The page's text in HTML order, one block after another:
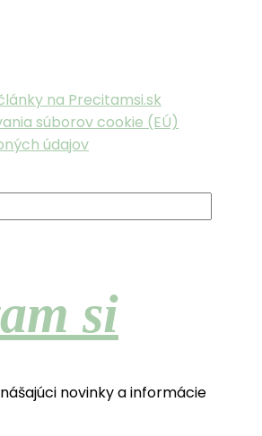
na Precitamsi.sk
súborov cookie (EÚ)
údajov
si
novinky a informácie